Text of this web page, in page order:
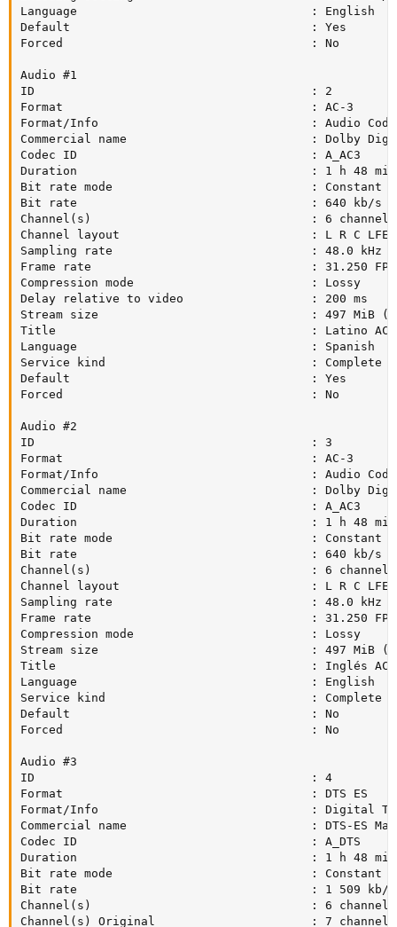
Language                                 : English
Default                                  : Yes
Forced                                   : No
Audio #1
ID                                       : 2
Format                                   : AC-3
Format/Info                              : Audio
Commercial name                          : Dolby
Codec ID                                 : A_AC3
Duration                                 : 1 h 48 min
Bit rate mode                            : Constant
Bit rate                                 : 640 kb/s
Channel(s)                               : 6 channels
Channel layout                           : L R C LFE
Sampling rate                            : 48.0 kHz
Frame rate                               : 31.250 FPS
Compression mode                         : Lossy
Delay relative to video                  : 200 ms
Stream size                              : 497 MiB
Title                                    : Latino AC3
Language                                 : Spanish
Service kind                             : Complete
Default                                  : Yes
Forced                                   : No
Audio #2
ID                                       : 3
Format                                   : AC-3
Format/Info                              : Audio
Commercial name                          : Dolby
Codec ID                                 : A_AC3
Duration                                 : 1 h 48 min
Bit rate mode                            : Constant
Bit rate                                 : 640 kb/s
Channel(s)                               : 6 channels
Channel layout                           : L R C LFE
Sampling rate                            : 48.0 kHz
Frame rate                               : 31.250 FPS
Compression mode                         : Lossy
Stream size                              : 497 MiB
Title                                    : Inglés AC3
Language                                 : English
Service kind                             : Complete
Default                                  : No
Forced                                   : No
Audio #3
ID                                       : 4
Format                                   : DTS ES
Format/Info                              : Digital
Commercial name                          : DTS-ES
Codec ID                                 : A_DTS
Duration                                 : 1 h 48 min
Bit rate mode                            : Constant
Bit rate                                 : 1 509 kb/s
Channel(s)                               : 6 channels
Channel(s)_Original                      : 7 channels